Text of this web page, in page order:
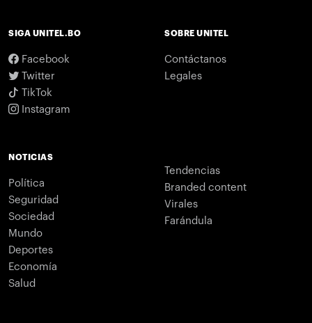
SIGA UNITEL.BO
Facebook
Twitter
TikTok
Instagram
SOBRE UNITEL
Contáctanos
Legales
NOTICIAS
Política
Seguridad
Sociedad
Mundo
Deportes
Economía
Salud
Tendencias
Branded content
Virales
Farándula